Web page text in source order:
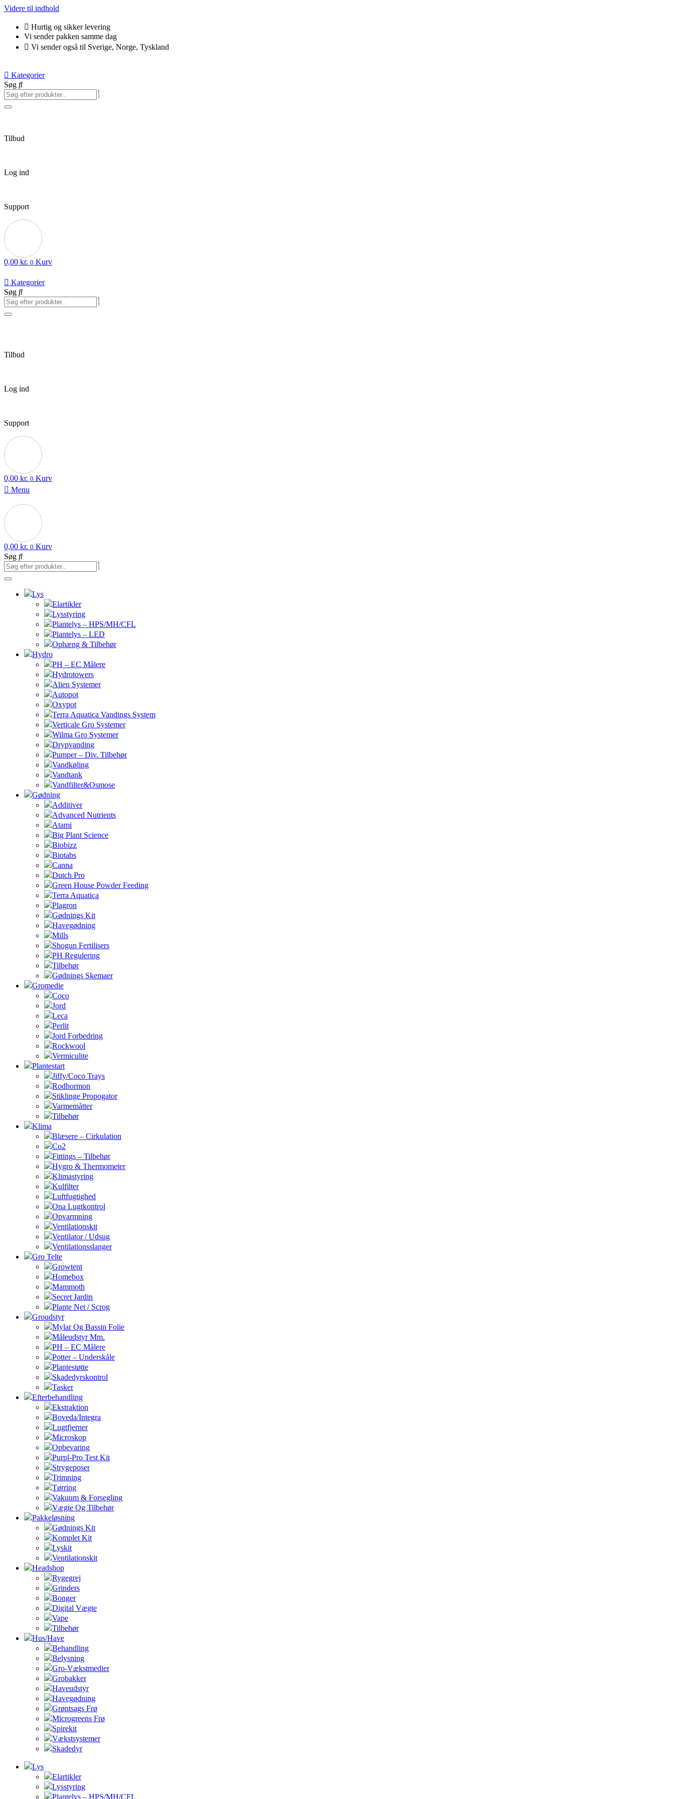
Videre til indhold
Hurtig og sikker levering
Vi sender pakken samme dag
Vi sender også til Sverige, Norge, Tyskland
Kategorier
Søg
Tilbud
Log ind
Support
0,00 kr. 0 Kurv
Kategorier
Søg
Tilbud
Log ind
Support
0,00 kr. 0 Kurv
Menu
0,00 kr. 0 Kurv
Søg
Lys
Elartikler
Lysstyring
Plantelys – HPS/MH/CFL
Plantelys – LED
Ophæng & Tilbehør
Hydro
PH – EC Målere
Hydrotowers
Alien Systemer
Autopot
Oxypot
Terra Aquatica Vandings System
Verticale Gro Systemer
Wilma Gro Systemer
Drypvanding
Pumper – Div. Tilbehør
Vandkøling
Vandtank
Vandfilter&Osmose
Gødning
Additiver
Advanced Nutrients
Atami
Big Plant Science
Biobizz
Biotabs
Canna
Dutch Pro
Green House Powder Feeding
Terra Aquatica
Plagron
Gødnings Kit
Havegødning
Mills
Shogun Fertilisers
PH Regulering
Tilbehør
Gødnings Skemaer
Gromedie
Coco
Jord
Leca
Perlit
Jord Forbedring
Rockwool
Vermiculite
Plantestart
Jiffy/Coco Trays
Rodhormon
Stiklinge Propogator
Varmemåtter
Tilbehør
Klima
Blæsere – Cirkulation
Co2
Fittings – Tilbehør
Hygro & Thermometer
Klimastyring
Kulfilter
Luftfugtighed
Ona Lugtkontrol
Opvarmning
Ventilationskit
Ventilator / Udsug
Ventilationsslanger
Gro Telte
Growtent
Homebox
Mammoth
Secret Jardin
Plante Net / Scrog
Groudstyr
Mylar Og Bassin Folie
Måleudstyr Mm.
PH – EC Målere
Potter – Underskåle
Plantestøtte
Skadedyrskontrol
Tasker
Efterbehandling
Ekstraktion
Boveda/Integra
Lugtfjerner
Microskop
Opbevaring
Purpl-Pro Test Kit
Strygeposer
Trimning
Tørring
Vakuum & Forsegling
Vægte Og Tilbehør
Pakkeløsning
Gødnings Kit
Komplet Kit
Lyskit
Ventilationskit
Headshop
Rygegrej
Grinders
Bonger
Digital Vægte
Vape
Tilbehør
Hus/Have
Behandling
Belysning
Gro-Vækstmedier
Grobakker
Haveudstyr
Havegødning
Grøntsags Frø
Microgreens Frø
Spirekit
Vækstsystemer
Skadedyr
Lys
Elartikler
Lysstyring
Plantelys – HPS/MH/CFL